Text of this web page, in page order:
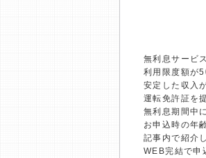
無利息サービ
利用限度額が
安定した収入
運転免許証を
無利息期間中
お申込時の年
記事内で紹介
WEB完結で申